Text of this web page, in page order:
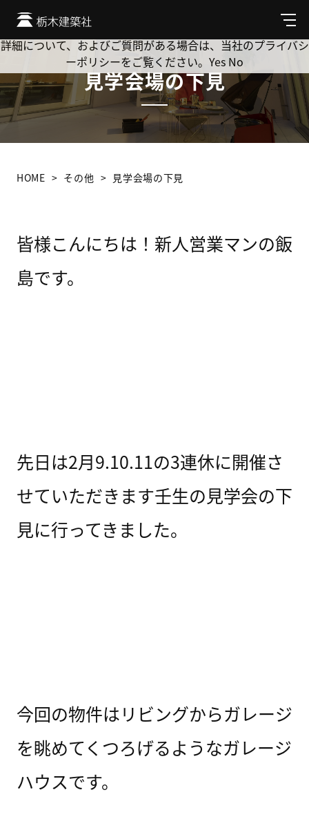
メ
ニ
ュ
見学会場の下見
HOME その他 見学会場の下見
皆様こんにちは！新人営業マンの飯
島です。
先日は2月9.10.11の3連休に開催さ
せていただきます壬生の見学会の下
見に行ってきました。
今回の物件はリビングからガレージ
を眺めてくつろげるようなガレージ
ハウスです。
Cookie を使用して、お客様の活動を追跡してもよろしいです
か? 当社ではお客様のプライバシーを極めて重視しています。
詳細について、およびご質問がある場合は、当社のプライバシ
ーポリシーをご覧ください。 Yes No